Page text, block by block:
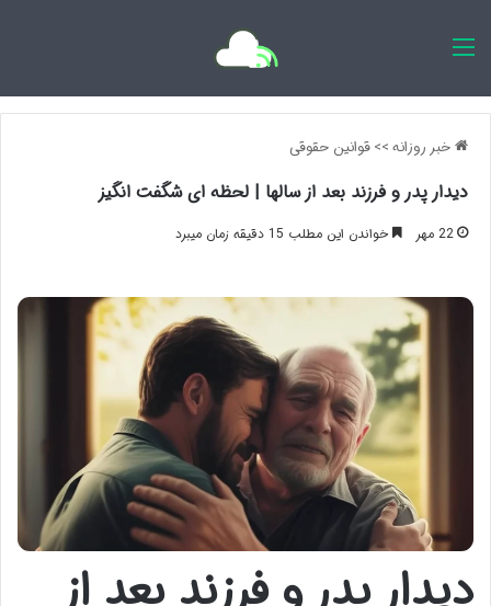
خبر روزانه>>قوانین حقوقی
دیدار پدر و فرزند بعد از سالها | لحظه ای شگفت انگیز
22 مهر خواندن این مطلب 15 دقیقه زمان میبرد
دیدار پدر و فرزند بعد از